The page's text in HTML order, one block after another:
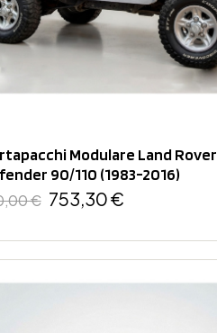
Modulare Land Rover
90/110 (1983-2016)
€ 753,30 €